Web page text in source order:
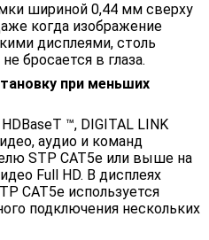
шириной 0,44 мм сверху
когда изображение
дисплеями, столь
бросается в глаза.
при меньших
™, DIGITAL LINK
аудио и команд
STP CAT5e или выше на
Full HD. В дисплеях
CAT5e используется
подключения нескольких